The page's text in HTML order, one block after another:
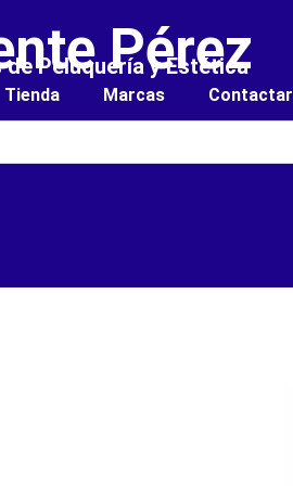
Pérez
Peluquería y Estética
Tienda Marcas Contactar